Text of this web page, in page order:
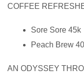
COFFEE
Sore Sore 45k
Peach Brew
AN ODYSSEY